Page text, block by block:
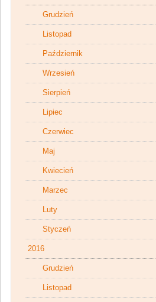
Grudzień
Listopad
Październik
Wrzesień
Sierpień
Lipiec
Czerwiec
Maj
Kwiecień
Marzec
Luty
Styczeń
2016
Grudzień
Listopad